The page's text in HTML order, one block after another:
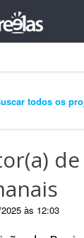
todos os
às 12:03